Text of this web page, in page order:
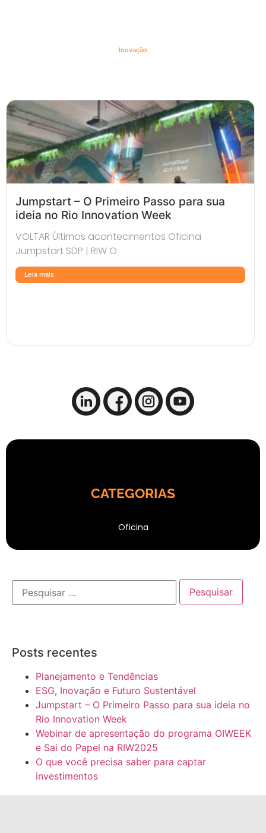
Inovação
Jumpstart – O Primeiro Passo para sua
ideia no Rio Innovation Week
VOLTAR Últimos acontecimentos Oficina
Jumpstart SDP | RIW O
Leia mais
CATEGORIAS
Oficina
Posts recentes
Planejamento e Tendências
ESG, Inovação e Futuro Sustentável
Jumpstart – O Primeiro Passo para sua ideia no
Rio Innovation Week
Webinar de apresentação do programa OIWEEK
e Sai do Papel na RIW2025
O que você precisa saber para captar
investimentos